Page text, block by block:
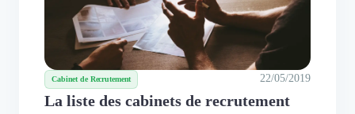
Cabinet de Recrutement 22/05/2019
La liste des cabinets de recrutement